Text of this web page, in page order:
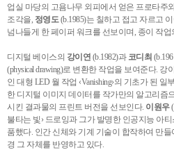
업실 마당의 고욤나무 외피에서 얻은 프로타주
조각을, 정영도(b.1985)는 칠하고 접고 자르고
넘나들게 한 페이퍼 워크를 선보이며, 종이 작
디지털 베이스의 강이연 (b.1982)과 코디최
(physical drawing)로 변환한 작업을 보여준다.
인 대형 LED 월 작업 ‹Vanishing›의 기초가 된
한 디지털 이미지 데이터를 작가만의 알고리즘
시킨 결과물의 프린트 버전을 선보인다. 이원우
불타는 빛› 드로잉과 그가 발명한 인공지능 아
품했다. 인간 신체와 기계 기술이 합작하여 만
경 그 자체를 반영하고 있다.